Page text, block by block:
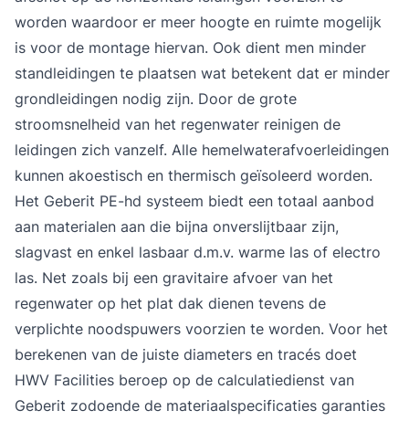
worden waardoor er meer hoogte en ruimte mogelijk
is voor de montage hiervan. Ook dient men minder
standleidingen te plaatsen wat betekent dat er minder
grondleidingen nodig zijn. Door de grote
stroomsnelheid van het regenwater reinigen de
leidingen zich vanzelf. Alle hemelwaterafvoerleidingen
kunnen akoestisch en thermisch geïsoleerd worden.
Het Geberit PE-hd systeem biedt een totaal aanbod
aan materialen aan die bijna onverslijtbaar zijn,
slagvast en enkel lasbaar d.m.v. warme las of electro
las. Net zoals bij een gravitaire afvoer van het
regenwater op het plat dak dienen tevens de
verplichte noodspuwers voorzien te worden. Voor het
berekenen van de juiste diameters en tracés doet
HWV Facilities beroep op de calculatiedienst van
Geberit zodoende de materiaalspecificaties garanties